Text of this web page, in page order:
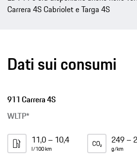
Carrera 4S Cabriolet e Targa 4S
Dati sui consumi
911 Carrera 4S
WLTP*
11,0 – 10,4
l/100 km
249 –
g/km